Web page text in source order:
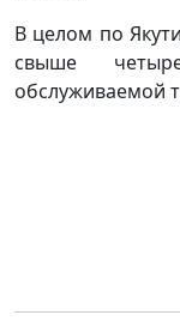
В целом по
свыше
обслуживаемой